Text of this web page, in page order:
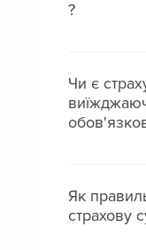
?
Це медичне
медичну
лікування -
страхування
Амбулаторне
Чи є
Для
Як
страхову